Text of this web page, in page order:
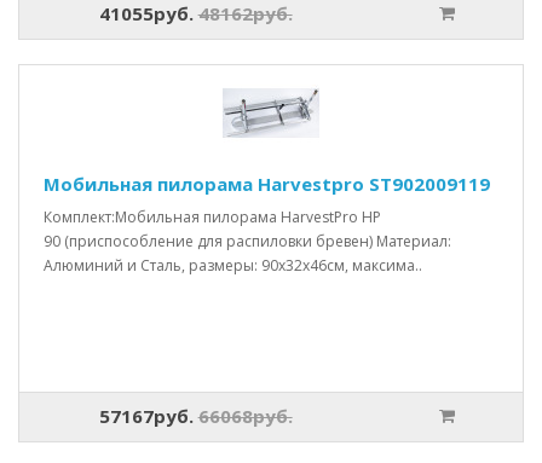
41055руб. 48162руб.
Мобильная пилорама Harvestpro ST902009119
Комплект:Мобильная пилорама HarvestPro HP
90 (приспособление для распиловки бревен) Материал:
Алюминий и Сталь, размеры: 90x32x46см, максима..
57167руб. 66068руб.